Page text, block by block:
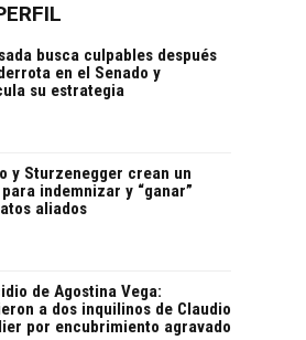
busca culpables después
en el Senado y
su estrategia
y Sturzenegger crean un
indemnizar y “ganar”
aliados
de Agostina Vega:
a dos inquilinos de Claudio
por encubrimiento agravado